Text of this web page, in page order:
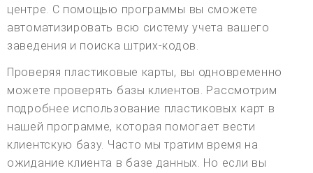
центре. С помощью программы вы сможете
автоматизировать всю систему учета вашего
заведения и поиска штрих-кодов.
Проверяя пластиковые карты, вы одновременно
можете проверять базы клиентов. Рассмотрим
подробнее использование пластиковых карт в
нашей программе, которая помогает вести
клиентскую базу. Часто мы тратим время на
ожидание клиента в базе данных. Но если вы